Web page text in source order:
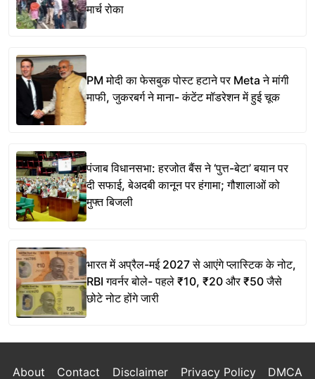
मार्च रोका
PM मोदी का फेसबुक पोस्ट हटाने पर Meta ने मांगी
माफी, जुकरबर्ग ने माना- कंटेंट मॉडरेशन में हुई चूक
पंजाब विधानसभा: हरजोत बैंस ने ‘पुत्त-बेटा’ बयान पर
दी सफाई, बेअदबी कानून पर हंगामा; गौशालाओं को
मुफ्त बिजली
भारत में अप्रैल-मई 2027 से आएंगे प्लास्टिक के नोट,
RBI गवर्नर बोले- पहले ₹10, ₹20 और ₹50 जैसे
छोटे नोट होंगे जारी
About Contact Disclaimer Privacy Policy DMCA